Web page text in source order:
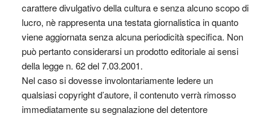
carattere divulgativo della cultura e senza alcuno scopo di
lucro, nè rappresenta una testata giornalistica in quanto
viene aggiornata senza alcuna periodicità specifica. Non
può pertanto considerarsi un prodotto editoriale ai sensi
della legge n. 62 del 7.03.2001.
Nel caso si dovesse involontariamente ledere un
qualsiasi copyright d’autore, il contenuto verrà rimosso
immediatamente su segnalazione del detentore